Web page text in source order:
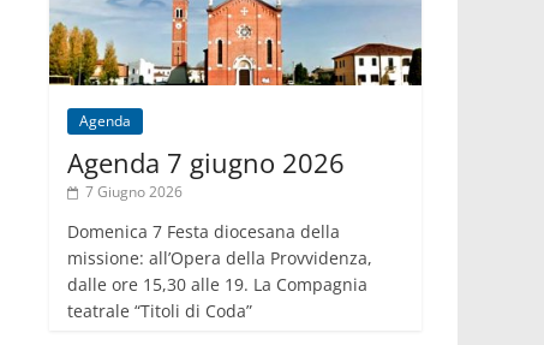
Agenda
Agenda 7 giugno 2026
7 Giugno 2026
Domenica 7 Festa diocesana della
missione: all’Opera della Provvidenza,
dalle ore 15,30 alle 19. La Compagnia
teatrale “Titoli di Coda”